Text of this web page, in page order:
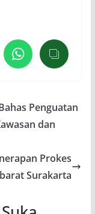
Penguatan
dan
Prokes
Surakarta